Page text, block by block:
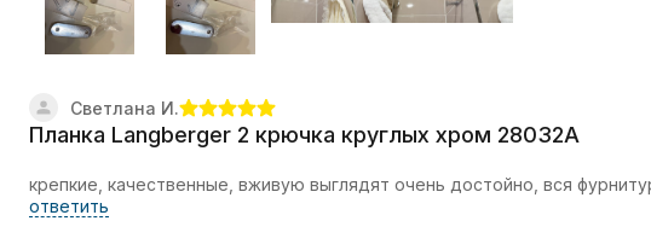
Светлана И.
Планка Langberger 2 крючка круглых хром 28032A
крепкие, качественные, вживую выглядят очень достойно, вся
ответить